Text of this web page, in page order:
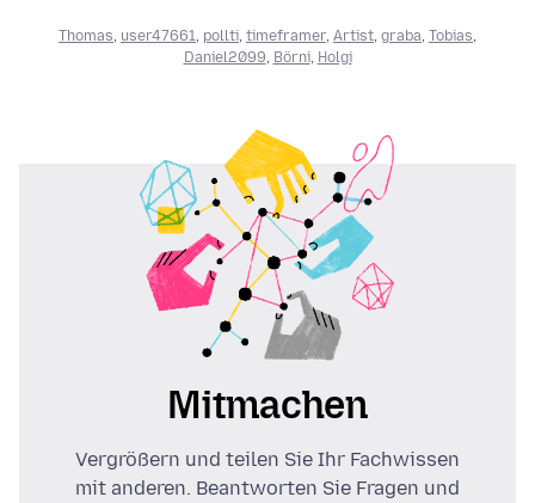
Thomas user47661 pollti timeframer, Artist graba Tobias
Daniel2099 Börni, Holgi
Mitmachen
Vergrößern und teilen Sie Ihr Fachwissen
mit anderen. Beantworten Sie Fragen und